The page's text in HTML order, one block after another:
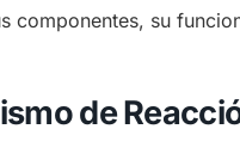
componentes, su
de